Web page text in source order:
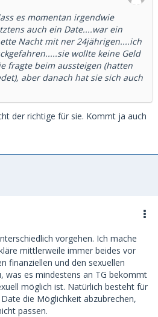
es momentan irgendwie
auch ein Date....war ein
Nacht mit ner 24jährigen....ich
wollte keine Geld
fragte beim aussteigen (hatten
aber danach hat sie sich auch
der richtige für sie. Kommt ja auch
vorgehen. Ich mache
mittlerweile immer beides vor
finanziellen und den sexuellen
was es mindestens an TG bekommt
möglich ist. Natürlich besteht für
die Möglichkeit abzubrechen,
passen.